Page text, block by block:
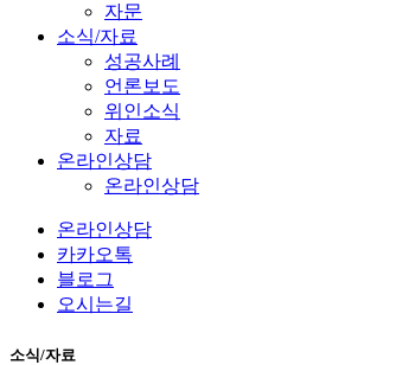
자문
소식/자료
성공사례
언론보도
위인소식
자료
온라인상담
온라인상담
온라인상담
카카오톡
블로그
오시는길
소식/자료